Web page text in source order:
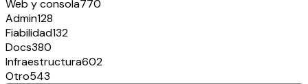
Web y consola770
Admin128
Fiabilidad132
Docs380
Infraestructura602
Otro543